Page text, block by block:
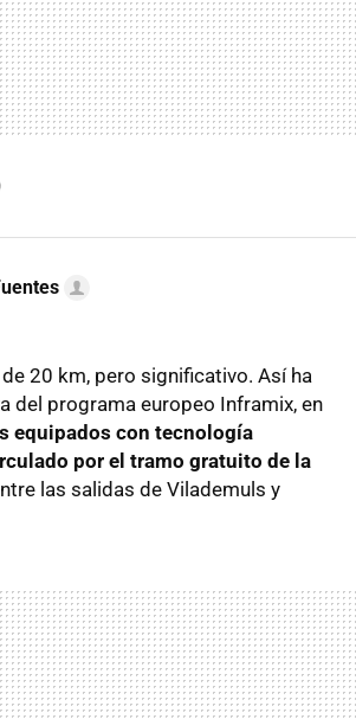
20 km, pero significativo. Así ha
del programa europeo Inframix, en
equipados con tecnología
por el tramo gratuito de la
las salidas de Vilademuls y